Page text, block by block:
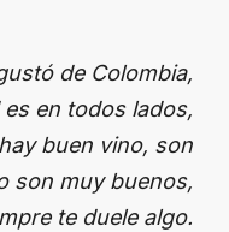
de Colombia,
en todos lados,
buen vino, son
son muy buenos,
te duele algo.